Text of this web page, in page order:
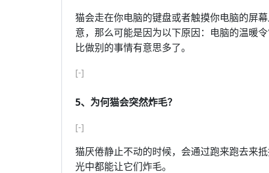
猫会走在你电脑的键盘或者触摸你电脑的屏
意，那么可能是因为以下原因：电脑的温暖
比做别的事情有意思多了。
[-]
5、为何猫会突然炸毛？
[-]
猫厌倦静止不动的时候，会通过跑来跑去来
光中都能让它们炸毛。